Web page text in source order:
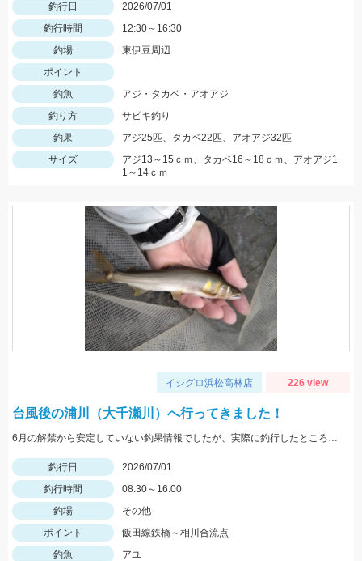
釣行日
2026/07/01
釣行時間
12:30～16:30
釣場
東伊豆周辺
ポイント
釣魚
アジ・タカベ・アオアジ
釣り方
サビキ釣り
釣果
アジ25匹、タカベ22匹、アオアジ32匹
サイズ
アジ13～15ｃｍ、タカベ16～18ｃｍ、アオアジ1
1～14ｃｍ
イシグロ浜松高林店 226 view
台風後の浦川（大千瀬川）へ行ってきました！
6月の解禁から安定していない釣果情報でしたが、実際に釣行したところ鮎はたくさん居ました♪梅雨が明けて本格的に照りこめば楽しめそうです！
釣行日
2026/07/01
釣行時間
08:30～16:00
釣場
その他
ポイント
飯田線鉄橋～相川合流点
釣魚
アユ